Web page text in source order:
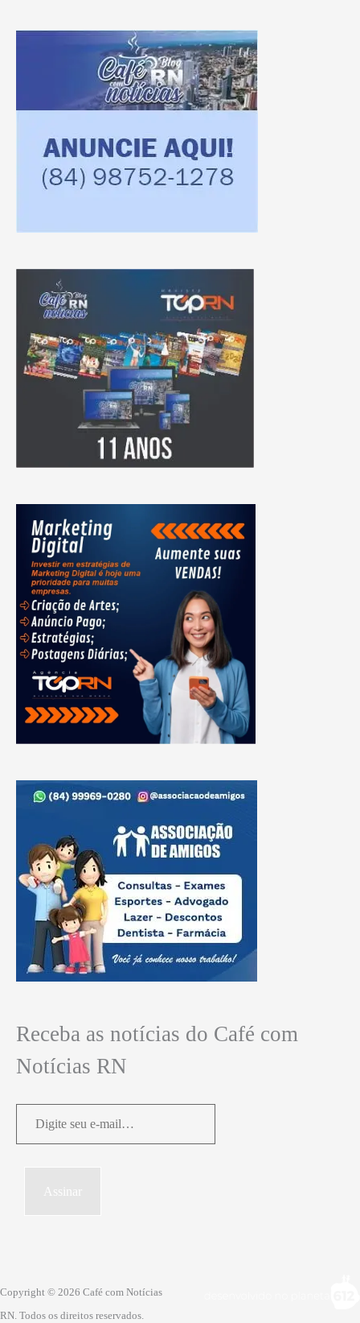
Receba as notícias do Café com
Notícias RN
mail…Assinar
Copyright © 2026 Café com Notícias
RN. Todos os direitos reservados.